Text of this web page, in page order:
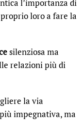
l’importanza di
loro a fare la
silenziosa ma
relazioni più di
la via
impegnativa, ma